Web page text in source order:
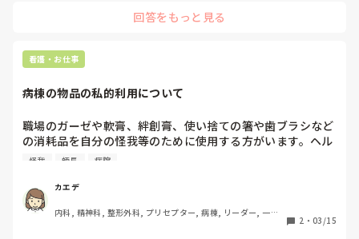
他の人からメモが見れないように車椅子のポケット、消灯台の
回答をもっと見る
看護・お仕事
病棟の物品の私的利用について
職場のガーゼや軟膏、絆創膏、使い捨ての箸や歯ブラシなど
の消耗品を自分の怪我等のために使用する方がいます。ヘル
パーに限っては看護師に処置まで依頼します。
師長等もその場にいましたが何も言いません。でも普段から
コスト意識を持つように言われます。これって普通ですか？
怪我 師長 病院
カエデ
内科, 精神科, 整形外科, プリセプター, 病棟, リーダー, 一般
2 ・ 03/15